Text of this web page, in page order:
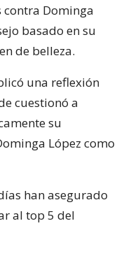
Dominga
basado en su
de belleza.
una reflexión
cuestionó a
su
López como
han asegurado
al top 5 del